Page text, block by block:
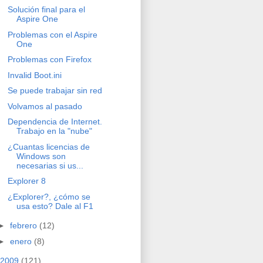
Solución final para el
Aspire One
Problemas con el Aspire
One
Problemas con Firefox
Invalid Boot.ini
Se puede trabajar sin red
Volvamos al pasado
Dependencia de Internet.
Trabajo en la "nube"
¿Cuantas licencias de
Windows son
necesarias si us...
Explorer 8
¿Explorer?, ¿cómo se
usa esto? Dale al F1
febrero (12)
enero (8)
2009 (121)